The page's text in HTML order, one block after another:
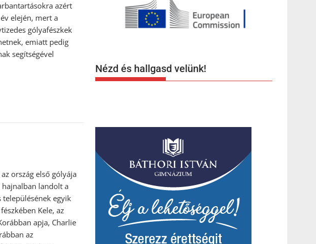
azért
elején, mert a
gólyafészkek
emiatt pedig
segítségével
ország első gólyája
landolt a
településének egyik
Kele, az
apja, Charlie
az
Nézd és hallgasd velünk!